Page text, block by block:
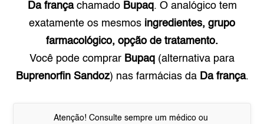
Da françachamado Bupaq. O analógico tem
exatamente os mesmos ingredientes, grupo
farmacológico, opção de tratamento.
Você pode comprar Bupaq (alternativa para
Buprenorfin Sandoz) nas farmácias da Da frança.
Atenção! Consulte sempre um médico ou